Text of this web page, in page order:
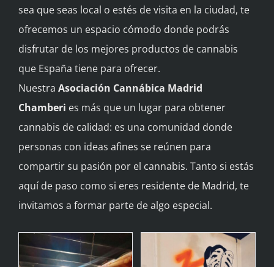
Español
sea que seas local o estés de visita en la ciudad, te
ofrecemos un espacio cómodo donde podrás
disfrutar de los mejores productos de cannabis
que España tiene para ofrecer.
Nuestra Asociación Cannábica Madrid
Chamberi es más que un lugar para obtener
cannabis de calidad: es una comunidad donde
personas con ideas afines se reúnen para
compartir su pasión por el cannabis. Tanto si estás
aquí de paso como si eres residente de Madrid, te
invitamos a formar parte de algo especial.